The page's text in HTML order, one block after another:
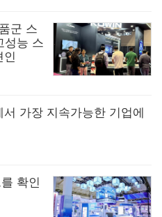
군 스
성능 스
인
가장 지속가능한 기업에
확인